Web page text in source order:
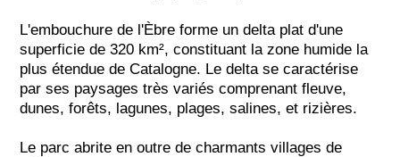
L'embouchure de l'Èbre forme un delta plat d'une
superficie de 320 km², constituant la zone humide la
plus étendue de Catalogne. Le delta se caractérise
par ses paysages très variés comprenant fleuve,
dunes, forêts, lagunes, plages, salines, et rizières.
Le parc abrite en outre de charmants villages de